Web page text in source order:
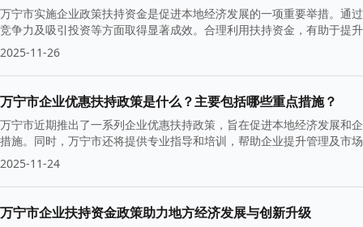
万宁市实施企业政策扶持资金是促进本地经济发展的一项重要举措。通
竞争力及吸引投资等方面取得显著成效。合理利用扶持资金，有助于提
造更加良好的经营环境。
2025-11-26
万宁市企业优惠扶持政策是什么？主要包括哪些重点措施？
万宁市近期推出了一系列企业优惠扶持政策，旨在促进本地经济发展和
措施。同时，万宁市还将提供专业指导和培训，帮助企业提升管理及市
2025-11-24
万宁市企业扶持资金政策助力地方经济发展与创新升级